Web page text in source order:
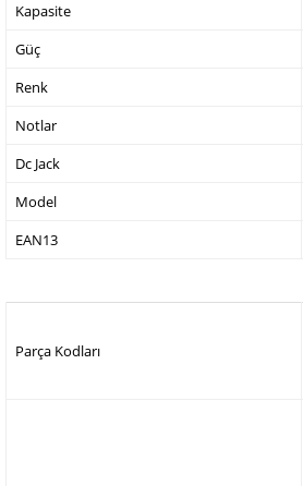
Kapasite
Güç
Renk
Notlar
Dc Jack
Model
EAN13
Parça Kodları